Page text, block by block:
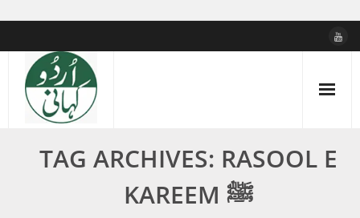
content
TAG ARCHIVES: RASOOL E
KAREEM ﷺ